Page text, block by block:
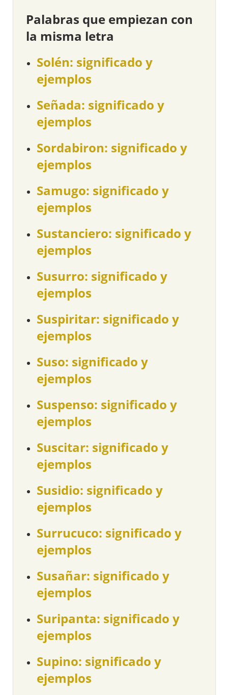
Palabras que empiezan con
la misma letra
Solén: significado y
ejemplos
Señada: significado y
ejemplos
Sordabiron: significado y
ejemplos
Samugo: significado y
ejemplos
Sustanciero: significado y
ejemplos
Susurro: significado y
ejemplos
Suspiritar: significado y
ejemplos
Suso: significado y
ejemplos
Suspenso: significado y
ejemplos
Suscitar: significado y
ejemplos
Susidio: significado y
ejemplos
Surrucuco: significado y
ejemplos
Susañar: significado y
ejemplos
Suripanta: significado y
ejemplos
Supino: significado y
ejemplos